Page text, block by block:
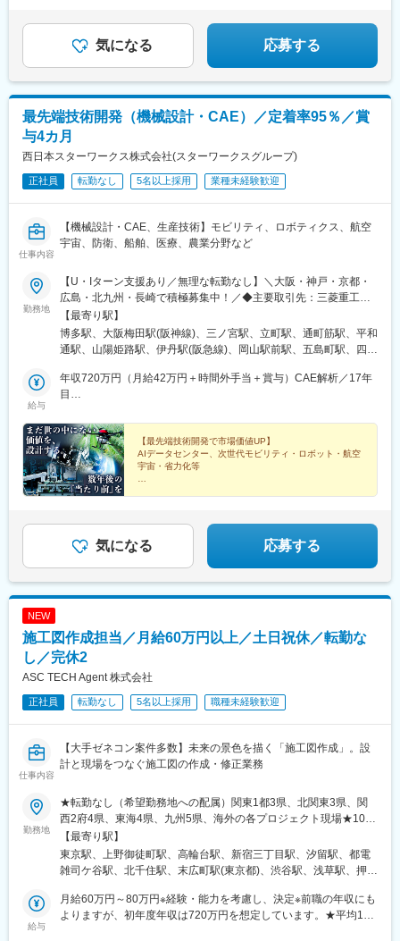
気になる 応募する
最先端技術開発（機械設計・CAE）／定着率95％／賞
与4カ月
西日本スターワークス株式会社(スターワークスグループ)
正社員 転勤なし 5名以上採用 業種未経験歓迎
仕事内容
【機械設計・CAE、生産技術】モビリティ、ロボティクス、航空
宇宙、防衛、船舶、医療、農業分野など
勤務地
【U・Iターン支援あり／無理な転勤なし】＼大阪・神戸・京都・
広島・北九州・長崎で積極募集中！／◆主要取引先：三菱重工
GR、三菱電機GR、パナソニックGR、トヨタGR、川崎重工業、
HONDA、マツダGR、日本製鉄所、ニデック 等★プロジェクト
先 ※一部抜粋◆関西大阪：大阪市（梅田、京橋、本町、中之島
市（和田岬、東灘、西神等）、明石、姫路、加古川、高砂、伊
丹、尼崎、三田、宝塚 等京都：京都（西大路、西院、四条）、
守山 等奈良／和歌山◆中四国広島：広島市、府中町、東広島、
福山、呉、三原 等岡山：岡山市、倉敷、玉野、 笠岡、 井原、
浅口 等山口：山口市、岩国、下松、徳山 等香川／愛媛／鳥取
／島根／徳島◆九州福岡：福岡市、北九州（小倉、八幡、黒崎
等）、宮若、宗像 等長崎：長崎、諫早、佐世保 等熊本／鹿児
所あり（屋外）
【最寄り駅】
博多駅、大阪梅田駅(阪神線)、三ノ宮駅、立町駅、通町筋駅、平和
通駅、山陽姫路駅、伊丹駅(阪急線)、岡山駅前駅、五島町駅、四条
東駅、熊本城・市役所前駅、小倉駅(福岡県)、姫路駅、伊丹駅(福
知山線)、岡山駅、大波止駅、烏丸駅、櫛田神社前駅、県庁前駅(広
給与
年収720万円（月給42万円＋時間外手当＋賞与）CAE解析／17年
目
目
【最先端技術開発で市場価値UP】
AIデータセンター、次世代モビリティ・ロボット・航空
宇宙・省力化等
◆パナソニックや三菱重工業など大手の開発チームと直
接取引
気になる 応募する
NEW
施工図作成担当／月給60万円以上／土日祝休／転勤な
し／完休2
ASC TECH Agent 株式会社
正社員 転勤なし 5名以上採用 職種未経験歓迎
仕事内容
【大手ゼネコン案件多数】未来の景色を描く「施工図作成」。設
計と現場をつなぐ施工図の作成・修正業務
勤務地
★転勤なし（希望勤務地への配属）関東1都3県、北関東3県、関
西2府4県、東海4県、九州5県、海外の各プロジェクト現場★10名
以上の積極採用★U・Iターン歓迎！★海外で働くチャンスあり！
★入社時に引越しが必要な場合は転居費用を会社が全額負担！
（自己負担のかからない社員寮も利用可能）★マイカー通勤可※案
るほど、ニーズの高いポジション。業界内での雇用を創出しつ
つ、安定した働き方が実現できるように、労働条件の整備も行っ
【最寄り駅】
東京駅、上野御徒町駅、高輪台駅、新宿三丁目駅、汐留駅、都電
雑司ケ谷駅、北千住駅、末広町駅(東京都)、渋谷駅、浅草駅、押上
駅(東京都)、大門駅(東京都)、有楽町駅、新横浜駅、小田原駅、新
高島駅、大船駅、鎌倉駅、関内駅、藤沢本町駅、片瀬江ノ島駅、
給与
月給60万円～80万円※経験・能力を考慮し、決定※前職の年収にも
よりますが、初年度年収は720万円を想定しています。★平均120